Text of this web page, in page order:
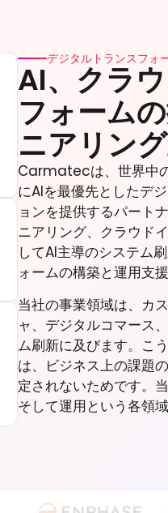
デジタルトランスフォ
AI、クラ
フォーム
ニアリン
Carmatecは、世界中
にAIを最優先としたデ
ョンを提供するパート
ニアリング、クラウド
してAI主導のシステム
ォームの構築と運用支
当社の事業領域は、カ
ャ、デジタルコマース
ム刷新に及びます。こ
は、ビジネス上の課題
定されないためです。
そして運用という各領